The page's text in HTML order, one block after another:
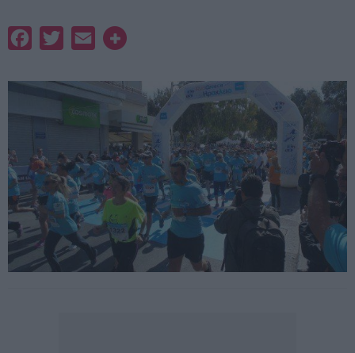
FacebookTwitterEmail